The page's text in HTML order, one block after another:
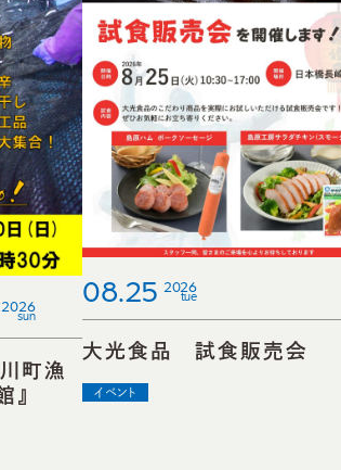
2026
sun
町漁
』
08.25 2026
tue
大光食品 試食販売会
イベント